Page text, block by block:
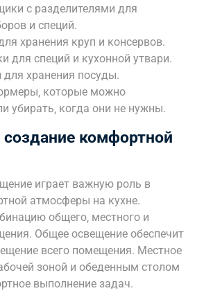
с разделителями для
и специй.
хранения круп и консервов.
для специй и кухонной утвари.
для хранения посуды.
которые можно
убирать‚ когда они не нужны.
комфортной
играет важную роль в
атмосферы на кухне.
общего‚ местного и
Общее освещение обеспечит
всего помещения. Местное
зоной и обеденным столом
выполнение задач.